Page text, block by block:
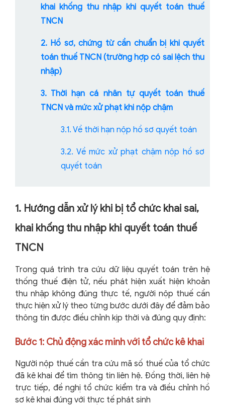
khai khống thu nhập khi quyết toán thuế
TNCN
2. Hồ sơ, chứng từ cần chuẩn bị khi quyết
toán thuế TNCN (trường hợp có sai lệch thu
nhập)
3. Thời hạn cá nhân tự quyết toán thuế
TNCN và mức xử phạt khi nộp chậm
3.1. Về thời hạn nộp hồ sơ quyết toán
3.2. Về mức xử phạt chậm nộp hồ sơ
quyết toán
1. Hướng dẫn xử lý khi bị tổ chức khai sai,
khai khống thu nhập khi quyết toán thuế
TNCN
Trong quá trình tra cứu dữ liệu quyết toán trên hệ
thống thuế điện tử, nếu phát hiện xuất hiện khoản
thu nhập không đúng thực tế, người nộp thuế cần
thực hiện xử lý theo từng bước dưới đây để đảm bảo
thông tin được điều chỉnh kịp thời và đúng quy định:
Bước 1: Chủ động xác minh với tổ chức kê khai
Người nộp thuế cần tra cứu mã số thuế của tổ chức
đã kê khai để tìm thông tin liên hệ. Đồng thời, liên hệ
trực tiếp, đề nghị tổ chức kiểm tra và điều chỉnh hồ
sơ kê khai đúng với thực tế phát sinh